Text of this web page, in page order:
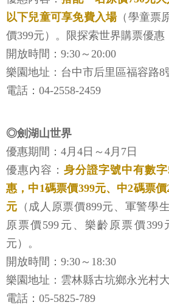
以下兒童可享免費入場（學童票
價399元）。限探索世界購票優惠
開放時間：9:30～20:00
樂園地址：台中市后里區福容路8
電話：04-2558-2459
◎劍湖山世界
優惠期間：4月4日～4月7日
優惠內容： 身分證字號中有數
惠，中1碼票價399元、中2碼票
元 （成人原票價899元、軍警學
原票價599元、樂齡原票價399
元）。
開放時間：9:30～18:30
樂園地址：雲林縣古坑鄉永光村
電話：05-5825-789